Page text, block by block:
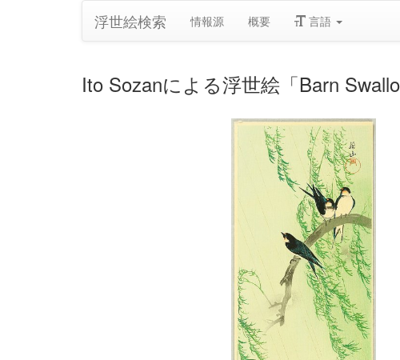
浮世絵検索 情報源 概要 言語
Ito Sozanによる浮世絵「Barn